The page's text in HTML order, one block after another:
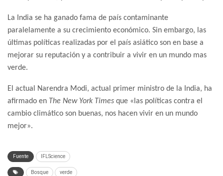
La India se ha ganado fama de país contaminante
paralelamente a su crecimiento económico. Sin embargo, las
últimas políticas realizadas por el país asiático son en base a
mejorar su reputación y a contribuir a vivir en un mundo mas
verde.
El actual Narendra Modi, actual primer ministro de la India, ha
afirmado en The New York Times que «las políticas contra el
cambio climático son buenas, nos hacen vivir en un mundo
mejor».
Fuente IFLScience
Bosque verde